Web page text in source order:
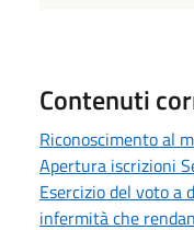
Contenuti
Riconoscimento al
Apertura iscrizioni
Esercizio del voto
infermità che